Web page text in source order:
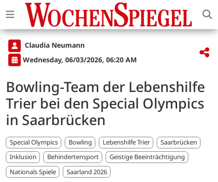
Claudia Neumann
Wednesday, 06/03/2026, 06:20 AM
Bowling-Team der Lebenshilfe
Trier bei den Special Olympics
in Saarbrücken
Special Olympics Bowling Lebenshilfe Trier
Saarbrücken
Inklusion
Behindertensport
Geistige Beeinträchtigung
Nationals Spiele
Saarland 2026